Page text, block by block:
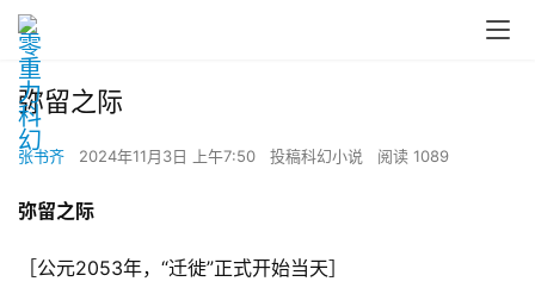
弥留之际
张书齐 2024年11月3日 上午7:50 投稿科幻小说 阅读 1089
弥留之际
［公元2053年，“迁徙”正式开始当天］